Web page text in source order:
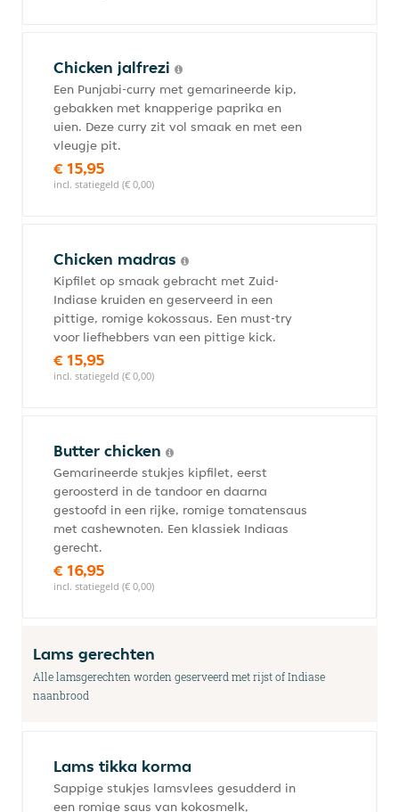
Chicken jalfrezi
Een Punjabi-curry met gemarineerde kip,
gebakken met knapperige paprika en
uien. Deze curry zit vol smaak en met een
vleugje pit.
€ 15,95
incl. statiegeld (€ 0,00)
Chicken madras
Kipfilet op smaak gebracht met Zuid-
Indiase kruiden en geserveerd in een
pittige, romige kokossaus. Een must-try
voor liefhebbers van een pittige kick.
€ 15,95
incl. statiegeld (€ 0,00)
Butter chicken
Gemarineerde stukjes kipfilet, eerst
geroosterd in de tandoor en daarna
gestoofd in een rijke, romige tomatensaus
met cashewnoten. Een klassiek Indiaas
gerecht.
€ 16,95
incl. statiegeld (€ 0,00)
Lams gerechten
Alle lamsgerechten worden geserveerd met rijst of Indiase
naanbrood
Lams tikka korma
Sappige stukjes lamsvlees gesudderd in
een romige saus van kokosmelk,